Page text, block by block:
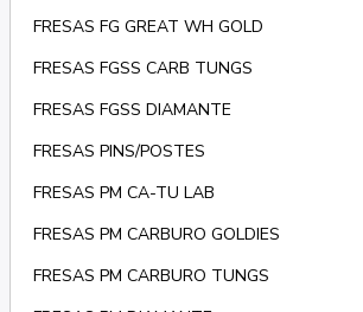
FRESAS FG GREAT WH GOLD
FRESAS FGSS CARB TUNGS
FRESAS FGSS DIAMANTE
FRESAS PINS/POSTES
FRESAS PM CA-TU LAB
FRESAS PM CARBURO GOLDIES
FRESAS PM CARBURO TUNGS